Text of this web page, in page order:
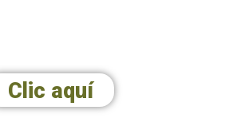
Clic aquí